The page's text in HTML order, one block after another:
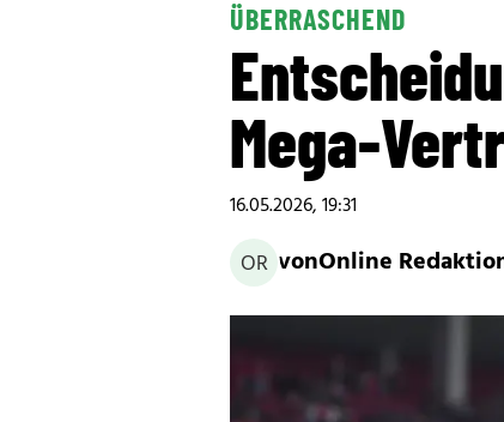
ÜBERRASCHEND
Mega-
16.05.2026, 19:31
OR vonOnline